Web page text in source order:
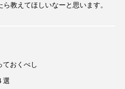
教えてほしいなーと思います。
ておくべし
選